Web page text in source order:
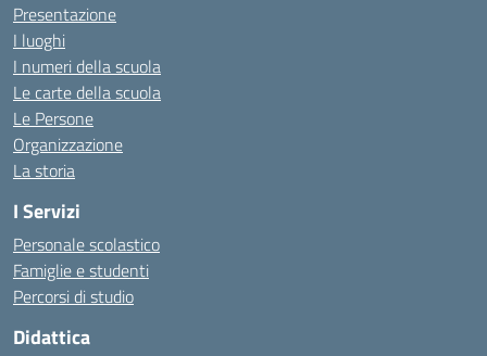
Presentazione
I luoghi
I numeri della scuola
Le carte della scuola
Le Persone
Organizzazione
La storia
I Servizi
Personale scolastico
Famiglie e studenti
Percorsi di studio
Didattica